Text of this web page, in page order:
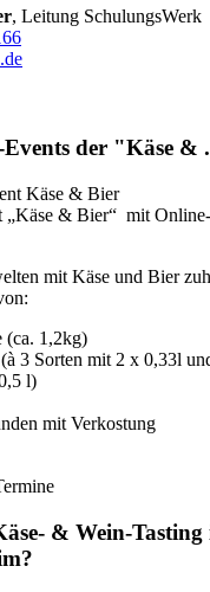
, Leitung SchulungsWerk
Events der "Käse &
„Käse & Bier“ mit
mit Käse und Bier
(ca. 1,2kg)
3 Sorten mit 2 x 0,33l
l)
mit Verkostung
& Wein-